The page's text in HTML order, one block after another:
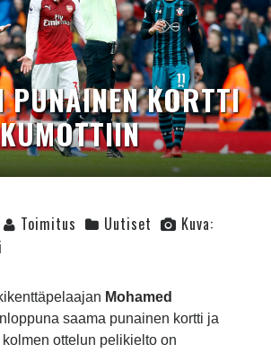
PUNAINEN KORTTI
KUMOTTIIN
Toimitus Uutiset
Kuva:
Mohamed
saama punainen kortti ja
ottelun pelikielto on